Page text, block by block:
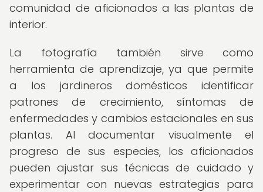
comunidad de aficionados a las plantas de
interior.
La fotografía también sirve como
herramienta de aprendizaje, ya que permite
a los jardineros domésticos identificar
patrones de crecimiento, síntomas de
enfermedades y cambios estacionales en sus
plantas. Al documentar visualmente el
progreso de sus especies, los aficionados
pueden ajustar sus técnicas de cuidado y
experimentar con nuevas estrategias para